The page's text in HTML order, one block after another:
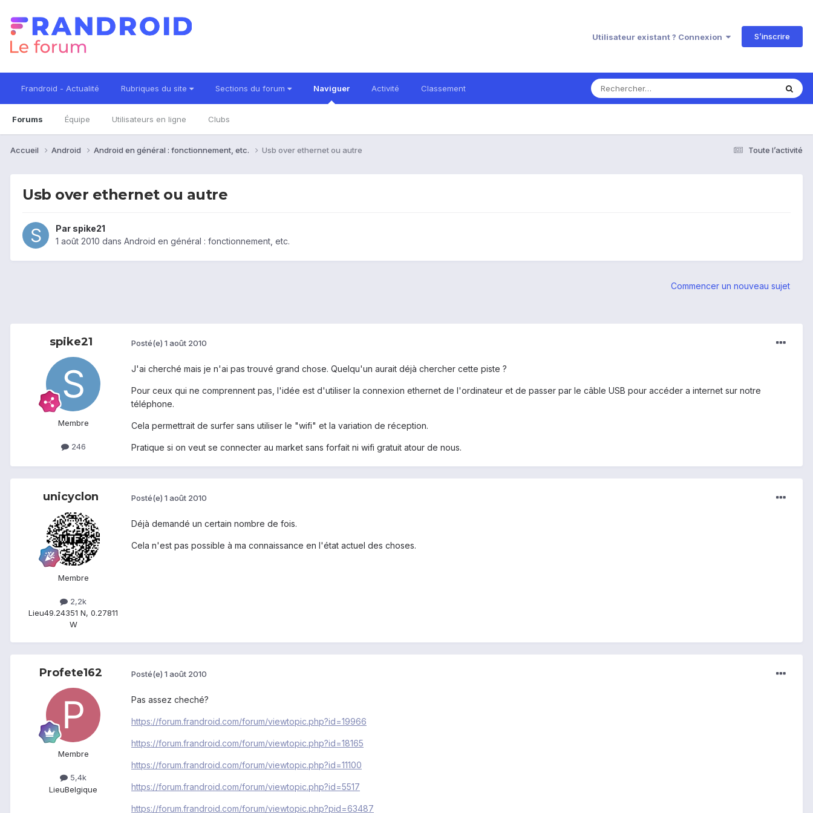
Utilisateur existant ? Connexion S’inscrire
Frandroid - Actualité Rubriques du site Sections du forum Naviguer
Forums Équipe Utilisateurs en ligne Clubs
Activité Classement
Toute l’activité
Accueil Android Android en général : fonctionnement, etc. Usb over ethernet ou autre
Usb over ethernet ou autre
Par spike21
1 août 2010 dans Android en général : fonctionnement, etc.
Commencer un nouveau sujet
spike21
Membre
246
Posté(e) 1 août 2010
J'ai cherché mais je n'ai pas trouvé grand chose. Quelqu'un aurait déjà chercher cette piste ?
Pour ceux qui ne comprennent pas, l'idée est d'utiliser la connexion ethernet de l'ordinateur et de passer par le câble USB pour accéder a internet sur notre
téléphone.
Cela permettrait de surfer sans utiliser le "wifi" et la variation de réception.
Pratique si on veut se connecter au market sans forfait ni wifi gratuit atour de nous.
unicyclon
Membre
2,2k
Lieu49.24351 N, 0.27811
W
Posté(e) 1 août 2010
Déjà demandé un certain nombre de fois.
Cela n'est pas possible à ma connaissance en l'état actuel des choses.
Profete162
Membre
5,4k
LieuBelgique
Posté(e) 1 août 2010
Pas assez cheché?
https://forum.frandroid.com/forum/viewtopic.php?id=19966
https://forum.frandroid.com/forum/viewtopic.php?id=18165
https://forum.frandroid.com/forum/viewtopic.php?id=11100
https://forum.frandroid.com/forum/viewtopic.php?id=5517
https://forum.frandroid.com/forum/viewtopic.php?pid=63487